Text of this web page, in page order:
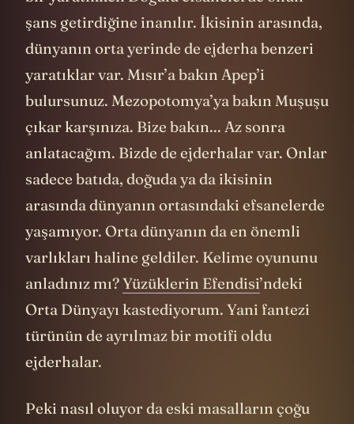
şans getirdiğine inanılır. İkisinin arasında,
dünyanın orta yerinde de ejderha benzeri
yaratıklar var. Mısır’a bakın Apep’i
bulursunuz. Mezopotomya’ya bakın Muşuşu
çıkar karşınıza. Bize bakın... Az sonra
anlatacağım. Bizde de ejderhalar var. Onlar
sadece batıda, doğuda ya da ikisinin
arasında dünyanın ortasındaki efsanelerde
yaşamıyor. Orta dünyanın da en önemli
varlıkları haline geldiler. Kelime oyununu
anladınız mı?Yüzüklerin Efendisi’ndeki
Orta Dünyayı kastediyorum. Yani fantezi
türünün de ayrılmaz bir motifi oldu
ejderhalar.
Peki nasıl oluyor da eski masalların çoğu